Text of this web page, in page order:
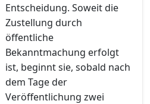
Entscheidung. Soweit die
Zustellung durch
öffentliche
Bekanntmachung erfolgt
ist, beginnt sie, sobald nach
dem Tage der
Veröffentlichung zwei